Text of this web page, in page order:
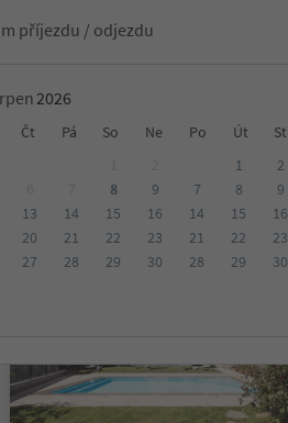
příjezdu / odjezdu
Čt Pá So Ne Po Út St
8
9
13 14 15
16
20 21 22
23
27 28 29
30
1 2
7
8 9
14
15 16
21
22 23
28
29 30
Zpracovává Udržitelné ubytování